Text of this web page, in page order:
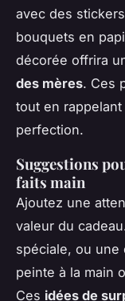
avec des
bouquets en
décorée offrira
des mères. Ces
tout en
perfection.
Suggestions
faits main
Ajoutez une
valeur du
spéciale, ou une
peinte à la main
Ces idées de